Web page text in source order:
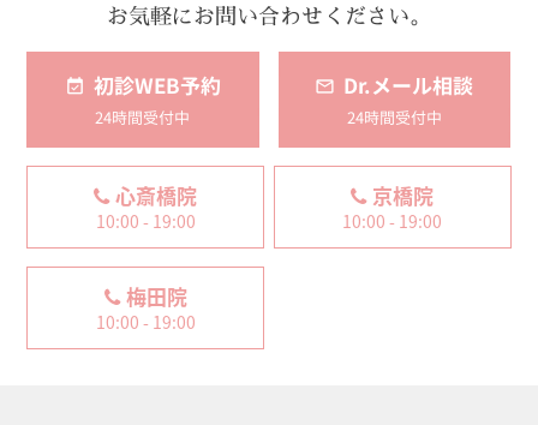
お気軽にお問い合わせください。
初診WEB予約
24時間受付中
Dr.メール相談
24時間受付中
心斎橋院
10:00 - 19:00
京橋院
10:00 - 19:00
梅田院
10:00 - 19:00